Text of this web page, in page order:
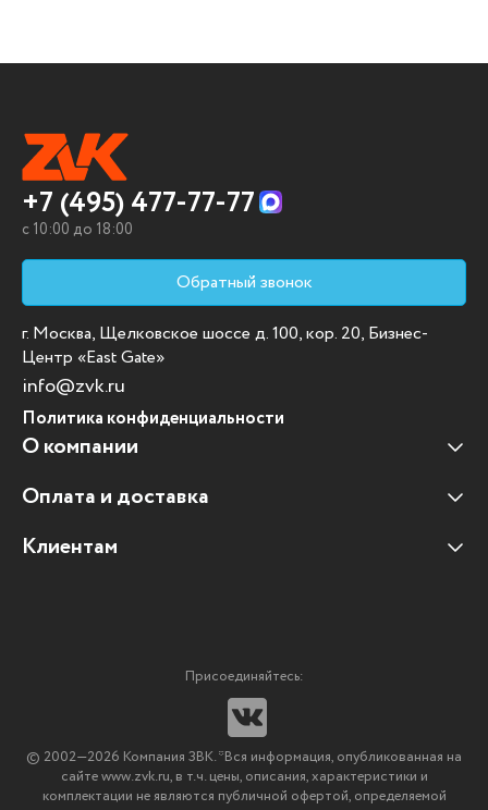
+7 (495) 477-77-77
c 10:00 до 18:00
Обратный звонок
г. Москва, Щелковское шоссе д. 100, кор. 20, Бизнес-
Центр «East Gate»
info@zvk.ru
Политика конфиденциальности
О компании
Наши клиенты
Отзывы клиентов
Оплата и доставка
Оплата и доставка
Клиентам
Мультимедийное оборудование
Импортозамещение ПО
© 2002—2026 Компания ЗВК. *Вся информация, опубликованная на
сайте www.zvk.ru, в т.ч. цены, описания, характеристики и
комплектации не являются публичной офертой, определяемой
Присоединяйтесь: